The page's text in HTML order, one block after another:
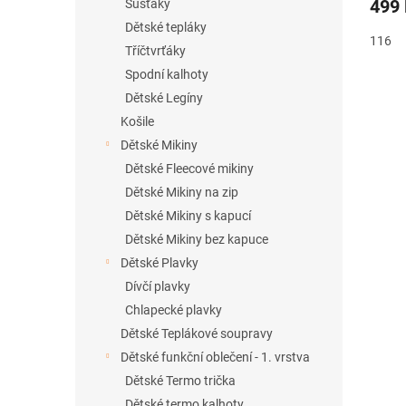
Šusťáky
Dětské tepláky
Tříčtvrťáky
Spodní kalhoty
Dětské Legíny
Košile
Dětské Mikiny
Dětské Fleecové mikiny
Dětské Mikiny na zip
Dětské Mikiny s kapucí
Dětské Mikiny bez kapuce
Dětské Plavky
Dívčí plavky
Chlapecké plavky
Dětské Teplákové soupravy
Dětské funkční oblečení - 1. vrstva
Dětské Termo trička
499
116